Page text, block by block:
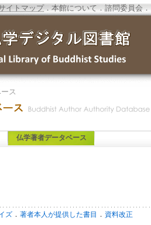
イトマップ．本館について ．諮問委員会 ．
ス
仏学著者データベース
ズ ． 著者本人が提供した書目 ． 資料改正